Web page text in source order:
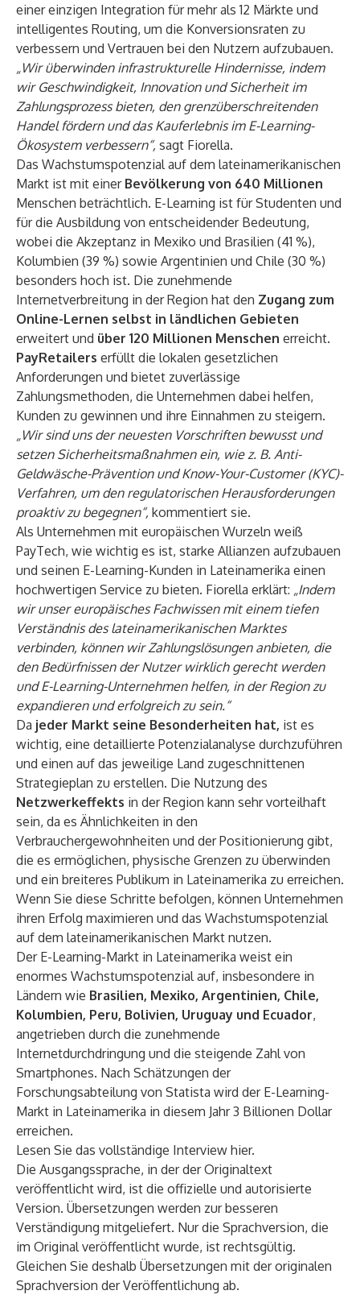
einer einzigen Integration für mehr als 12 Märkte und
intelligentes Routing, um die Konversionsraten zu
verbessern und Vertrauen bei den Nutzern aufzubauen.
„Wir überwinden infrastrukturelle Hindernisse, indem
wir Geschwindigkeit, Innovation und Sicherheit im
Zahlungsprozess bieten, den grenzüberschreitenden
Handel fördern und das Kauferlebnis im E-Learning-
Ökosystem verbessern“, sagt Fiorella.
Das Wachstumspotenzial auf dem lateinamerikanischen
Markt ist mit einer Bevölkerung von 640 Millionen
Menschen beträchtlich. E-Learning ist für Studenten und
für die Ausbildung von entscheidender Bedeutung,
wobei die Akzeptanz in Mexiko und Brasilien (41 %),
Kolumbien (39 %) sowie Argentinien und Chile (30 %)
besonders hoch ist. Die zunehmende
Internetverbreitung in der Region hat den Zugang zum
Online-Lernen selbst in ländlichen Gebieten
erweitert und über 120 Millionen Menschen erreicht.
PayRetailers erfüllt die lokalen gesetzlichen
Anforderungen und bietet zuverlässige
Zahlungsmethoden, die Unternehmen dabei helfen,
Kunden zu gewinnen und ihre Einnahmen zu steigern.
„Wir sind uns der neuesten Vorschriften bewusst und
setzen Sicherheitsmaßnahmen ein, wie z. B. Anti-
Geldwäsche-Prävention und Know-Your-Customer (KYC)-
Verfahren, um den regulatorischen Herausforderungen
proaktiv zu begegnen“, kommentiert sie.
Als Unternehmen mit europäischen Wurzeln weiß
PayTech, wie wichtig es ist, starke Allianzen aufzubauen
und seinen E-Learning-Kunden in Lateinamerika einen
hochwertigen Service zu bieten. Fiorella erklärt: „Indem
wir unser europäisches Fachwissen mit einem tiefen
Verständnis des lateinamerikanischen Marktes
verbinden, können wir Zahlungslösungen anbieten, die
den Bedürfnissen der Nutzer wirklich gerecht werden
und E-Learning-Unternehmen helfen, in der Region zu
expandieren und erfolgreich zu sein.“
Da jeder Markt seine Besonderheiten hat, ist es
wichtig, eine detaillierte Potenzialanalyse durchzuführen
und einen auf das jeweilige Land zugeschnittenen
Strategieplan zu erstellen. Die Nutzung des
Netzwerkeffekts in der Region kann sehr vorteilhaft
sein, da es Ähnlichkeiten in den
Verbrauchergewohnheiten und der Positionierung gibt,
die es ermöglichen, physische Grenzen zu überwinden
und ein breiteres Publikum in Lateinamerika zu erreichen.
Wenn Sie diese Schritte befolgen, können Unternehmen
ihren Erfolg maximieren und das Wachstumspotenzial
auf dem lateinamerikanischen Markt nutzen.
Der E-Learning-Markt in Lateinamerika weist ein
enormes Wachstumspotenzial auf, insbesondere in
Ländern wie Brasilien, Mexiko, Argentinien, Chile,
Kolumbien, Peru, Bolivien, Uruguay und Ecuador,
angetrieben durch die zunehmende
Internetdurchdringung und die steigende Zahl von
Smartphones. Nach Schätzungen der
Forschungsabteilung von Statista wird der E-Learning-
Markt in Lateinamerika in diesem Jahr 3 Billionen Dollar
erreichen.
Lesen Sie das vollständige Interview hier.
Die Ausgangssprache, in der der Originaltext
veröffentlicht wird, ist die offizielle und autorisierte
Version. Übersetzungen werden zur besseren
Verständigung mitgeliefert. Nur die Sprachversion, die
im Original veröffentlicht wurde, ist rechtsgültig.
Gleichen Sie deshalb Übersetzungen mit der originalen
Sprachversion der Veröffentlichung ab.